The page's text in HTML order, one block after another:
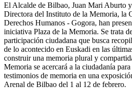
El Alcalde de Bilbao, Juan Mari Aburto
Directora del Instituto de la Memoria, la
Derechos Humanos - Gogora, han
iniciativa Plaza de la Memoria. Se trata
participación ciudadana que busca
de lo acontecido en Euskadi en las
construir una memoria plural y
Memoria se acercará a la ciudadanía
testimonios de memoria en una
Arenal de Bilbao del 1 al 12 de febrero.